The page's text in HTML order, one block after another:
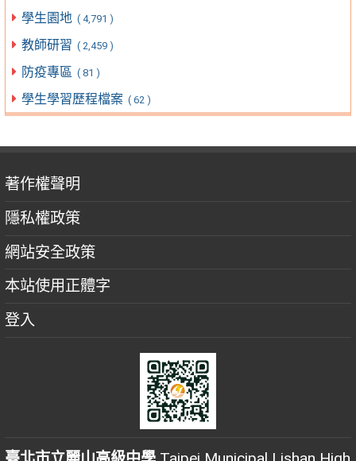
學生園地 ( 4,791 )
教師研習 ( 2,459 )
防疫專區 ( 81 )
學生學習歷程檔案 ( 62 )
著作權聲明
隱私權政策
網站安全政策
本站使用正體字
登入